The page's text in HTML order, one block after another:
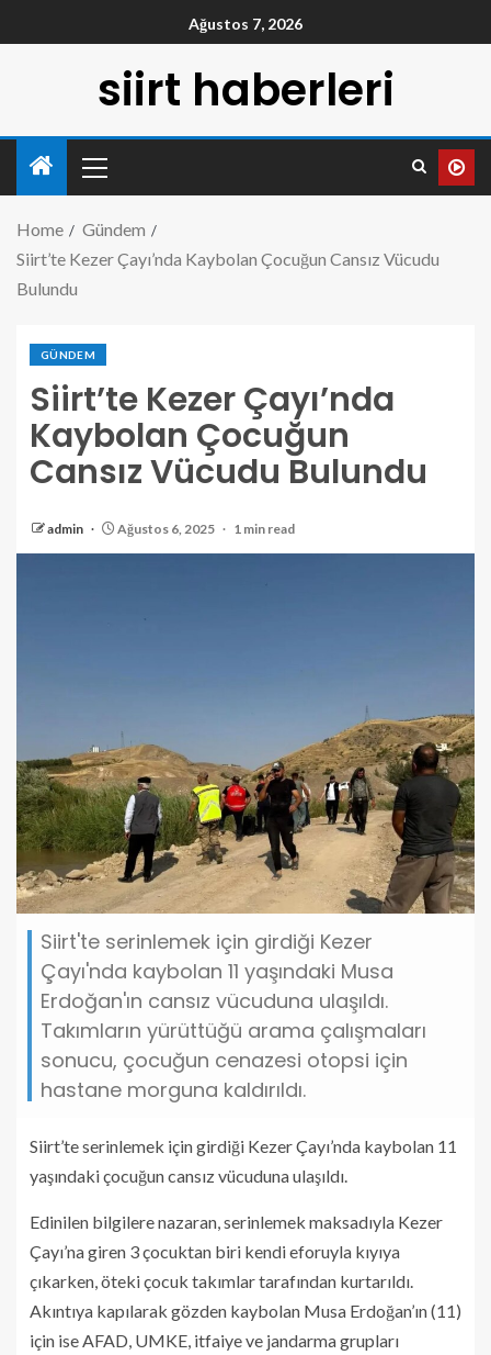
Ağustos 7, 2026
siirt haberleri
Home
Gündem
Siirt’te Kezer Çayı’nda Kaybolan Çocuğun Cansız Vücudu
Bulundu
GÜNDEM
Siirt’te Kezer Çayı’nda
Kaybolan Çocuğun
Cansız Vücudu Bulundu
admin Ağustos 6, 2025 1 min read
Siirt'te serinlemek için girdiği Kezer
Çayı'nda kaybolan 11 yaşındaki Musa
Erdoğan'ın cansız vücuduna ulaşıldı.
Takımların yürüttüğü arama çalışmaları
sonucu, çocuğun cenazesi otopsi için
hastane morguna kaldırıldı.
Siirt’te serinlemek için girdiği Kezer Çayı’nda kaybolan 11
yaşındaki çocuğun cansız vücuduna ulaşıldı.
Edinilen bilgilere nazaran, serinlemek maksadıyla Kezer
Çayı’na giren 3 çocuktan biri kendi eforuyla kıyıya
çıkarken, öteki çocuk takımlar tarafından kurtarıldı.
Akıntıya kapılarak gözden kaybolan Musa Erdoğan’ın (11)
için ise AFAD, UMKE, itfaiye ve jandarma grupları